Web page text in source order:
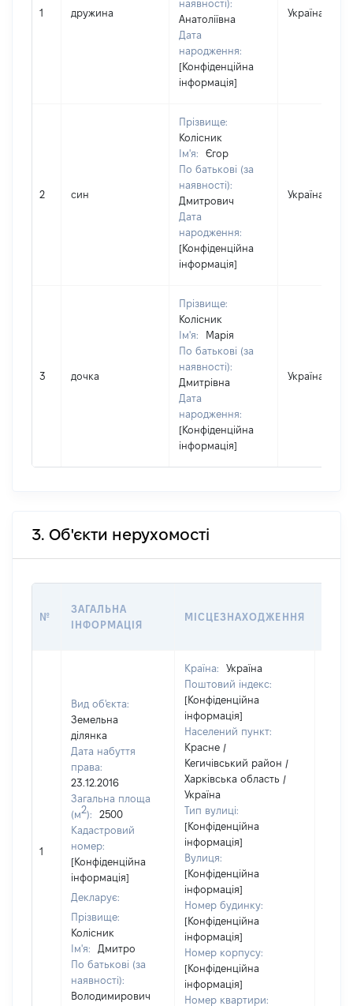
1 дружина
наявності):
Анатоліївна
Дата
народження:
[Конфіденційна
інформація]
Україна
2 син
Прізвище:
Колісник
Ім'я:
Єгор
По батькові (за
наявності):
Дмитрович
Дата
народження:
[Конфіденційна
інформація]
Україна
3 дочка
Прізвище:
Колісник
Ім'я:
Марія
По батькові (за
наявності):
Дмитрівна
Дата
народження:
[Конфіденційна
інформація]
Україна
3. Об'єкти нерухомості
№
ЗАГАЛЬНА
ІНФОРМАЦІЯ
МІСЦЕЗНАХОДЖЕННЯ
1
Вид об'єкта:
Земельна
ділянка
Дата набуття
права:
23.12.2016
Загальна площа
(м2):
2500
Кадастровий
номер:
[Конфіденційна
інформація]
Декларує:
Прізвище:
Колісник
Ім'я:
Дмитро
По батькові (за
наявності):
Володимирович
Країна:
Україна
Поштовий індекс:
[Конфіденційна
інформація]
Населений пункт:
Красне /
Кегичівський район /
Харківська область /
Україна
Тип вулиці:
[Конфіденційна
інформація]
Вулиця:
[Конфіденційна
інформація]
Номер будинку:
[Конфіденційна
інформація]
Номер корпусу:
[Конфіденційна
інформація]
Номер квартири: